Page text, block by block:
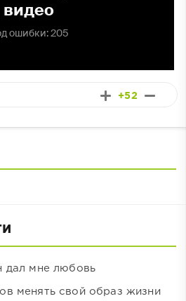
+52
дал мне любовь
менять свой образ жизни